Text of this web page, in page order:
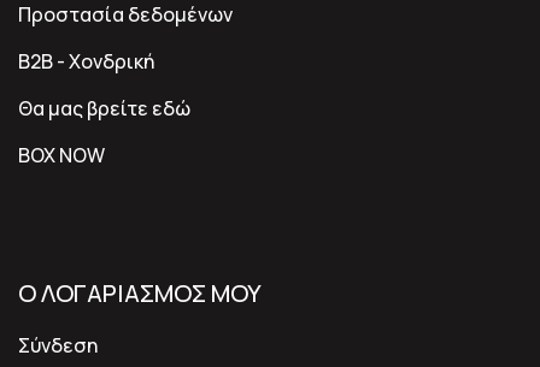
Προστασία δεδομένων
B2B - Χονδρική
Θα μας βρείτε εδώ
BOX NOW
Ο ΛΟΓΑΡΙΑΣΜΟΣ ΜΟΥ
Σύνδεση